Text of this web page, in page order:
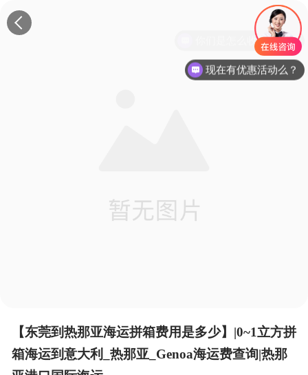
【东莞到热那亚海运拼箱费用是多少】|0~1立方拼
箱海运到意大利_热那亚_Genoa海运费查询|热那
现在有优惠活动么？